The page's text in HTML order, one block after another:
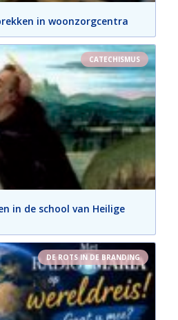
in woonzorgcentra
CATECHISMUS
in de school van Heilige
DE ROTS IN DE BRANDING